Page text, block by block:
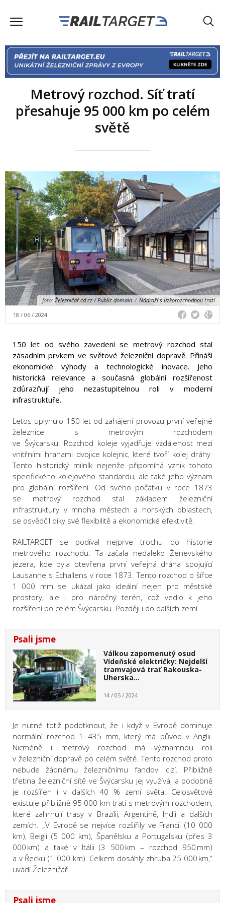
Metrový rozchod. Síť tratí
přesahuje 95 000 km po celém
světě
foto: Železničář.cd.cz / Public domain / Nádraží s úzkorozchodnou tratí
18 / 06 / 2024
150 let od svého zavedení se metrový rozchod stal
zásadním prvkem ve světové železniční dopravě. Přináší
ekonomické výhody a technologické inovace. Jeho
historická relevance a současná globální rozšířenost
zdůrazňují jeho nezastupitelnou roli v moderní
infrastruktuře.
Letos uplynulo 150 let od zahájení provozu první veřejné
železnice s metrovým rozchodem
ve Švýcarsku. Rozchod koleje vyjadřuje vzdálenost mezi
vnitřními hranami dvojice kolejnic, které tvoří kolej dráhy
Tento historický milník nejenže připomíná vznik tohoto
specifického kolejového standardu, ale také jeho význam
pro globální rozšíření. Od svého počátku v roce 1873
se metrový rozchod stal základem železniční
infrastruktury v mnoha městech a horských oblastech,
se osvědčil díky své flexibilitě a ekonomické efektivitě.
RAILTARGET se podíval nejprve trochu do historie
metrového rozchodu. Ta začala nedaleko Ženevského
jezera, kde byla otevřena první veřejná dráha spojující
Lausanne s Echallens v roce 1873. Tento rozchod o šířce
1 000 mm se ukázal jako ideální nejen pro městské
prostory, ale i pro náročný terén, což vedlo k jeho
rozšíření po celém Švýcarsku. Později i do dalších zemí.
Psali jsme
Válkou zapomenutý osud
Vídeňské električky: Nejdelší
tramvajová trať Rakouska-
Uherska…
14 / 05 / 2024
Je nutné totiž podotknout, že i když v Evropě dominuje
normální rozchod 1 435 mm, který má původ v Anglii.
Nicméně i metrový rozchod má významnou roli
v železniční dopravě po celém světě. Tento rozchod proto
nebude žádnému železničnímu fandovi cizí. Přibližně
třetina železniční sítě ve Švýcarsku jej využívá, a podobně
je rozšířen i v dalších 40 % zemí světa. Celosvětově
existuje přibližně 95 000 km tratí s metrovým rozchodem,
které zahrnují trasy v Brazílii, Argentině, Indii a dalších
zemích. „V Evropě se nejvíce rozšířily ve Francii (10 000
km), Belgii (5 000 km), Španělsku a Portugalsku (přes 3
000 km) a také v Itálii (3 500 km – rozchod 950 mm)
a v Řecku (1 000 km). Celkem dosáhly zhruba 25 000 km,“
uvádí Železničář.
Psali jsme